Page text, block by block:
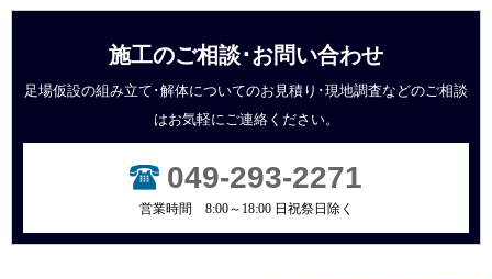
施工のご相談･お問い合わせ
足場仮設の組み立て･解体についてのお見積り･現地調査などのご相談
はお気軽にご連絡ください。
049-293-2271
営業時間 8:00～18:00 日祝祭日除く